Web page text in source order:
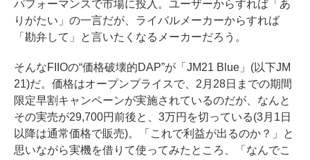
パフォーマンスで市場に投入。ユーザーからすれば「あ
りがたい」の一言だが、ライバルメーカーからすれば
「勘弁して」と言いたくなるメーカーだろう。
そんなFIIOの“価格破壊的DAP”が「JM21 Blue」(以下JM
21)だ。価格はオープンプライスで、2月28日までの期間
限定早割キャンペーンが実施されているのだが、なんと
その実売が29,700円前後と、3万円を切っている(3月1日
以降は通常価格で販売)。「これで利益が出るのか？」と
思いながら実機を借りて使ってみたところ、「なんでこ